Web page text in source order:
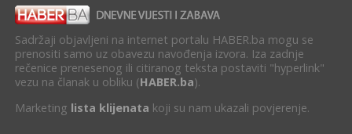
Sadržaji objavljeni na internet portalu HABER.ba mogu se
prenositi samo uz obavezu navođenja izvora. Iza zadnje
rečenice prenesenog ili citiranog teksta postaviti "hyperlink"
vezu na članak u obliku (HABER.ba).
Marketing lista klijenata koji su nam ukazali povjerenje.